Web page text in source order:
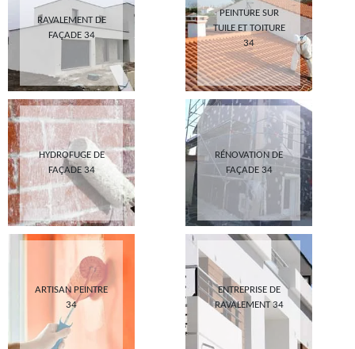
RAVALEMENT DE
FAÇADE 34
PEINTURE SUR
TUILE ET TOITURE
34
HYDROFUGE DE
FAÇADE 34
RÉNOVATION DE
FAÇADE 34
ARTISAN PEINTRE
34
ENTREPRISE DE
RAVALEMENT 34